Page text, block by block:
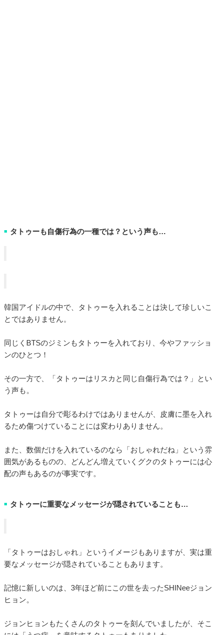
■ タトゥーも自傷行為の一種では？という声も…
韓国アイドルの中で、タトゥーを入れることは決して珍しいこ
とではありません。
同じくBTSのジミンもタトゥーを入れており、今やファッショ
ンのひとつ！
その一方で、「タトゥーはリスカと同じ自傷行為では？」とい
う声も。
タトゥーは自分で彫るわけではありませんが、皮膚に墨を入れ
るため傷つけていることには変わりありません。
また、数個だけを入れているのなら「おしゃれだね」という雰
囲気があるものの、どんどん増えていくグクのタトゥーには心
配の声もあるのが事実です。
■ タトゥーに重要なメッセージが隠されていることも…
「タトゥーはおしゃれ」というイメージもありますが、実は重
要なメッセージが隠されていることもあります。
記憶に新しいのは、3年ほど前にこの世を去ったSHINeeジョン
ヒョン。
ジョンヒョンもたくさんのタトゥーを刻んでいましたが、そこ